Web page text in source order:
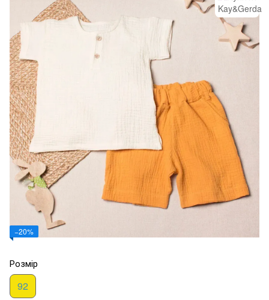
−20%
Розмір
92